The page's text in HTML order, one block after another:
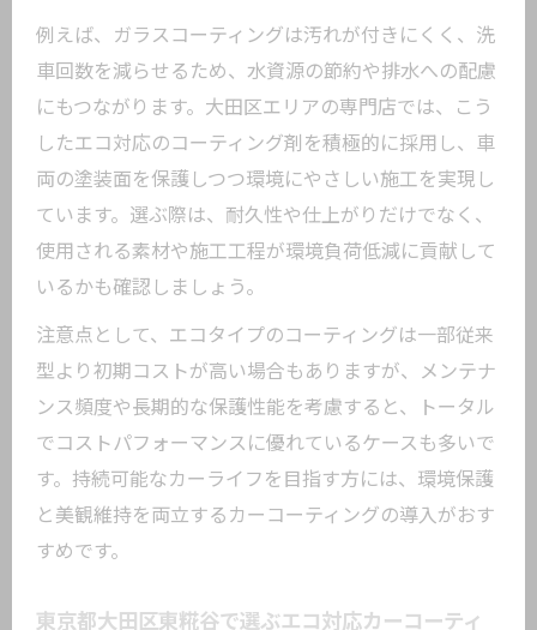
大田区で広がるエコ対応カーコーティン
グの重要性
美観維持に最適なエコ対応カーコーティング
の特徴
東京都大田区東糀谷で評判のエコカーコ
カーコーティングの選び方とエコ素材の
メリット
美観を保つカーコーティングの新技術と
エコ対応素材使用のカーコーティング施
おすすめ
例えば、ガラスコーティングは汚れが付きにくく、洗
車回数を減らせるため、水資源の節約や排水への配慮
にもつながります。大田区エリアの専門店では、こう
したエコ対応のコーティング剤を積極的に採用し、車
両の塗装面を保護しつつ環境にやさしい施工を実現し
ています。選ぶ際は、耐久性や仕上がりだけでなく、
使用される素材や施工工程が環境負荷低減に貢献して
いるかも確認しましょう。
注意点として、エコタイプのコーティングは一部従来
型より初期コストが高い場合もありますが、メンテナ
ンス頻度や長期的な保護性能を考慮すると、トータル
でコストパフォーマンスに優れているケースも多いで
す。持続可能なカーライフを目指す方には、環境保護
と美観維持を両立するカーコーティングの導入がおす
すめです。
東京都大田区東糀谷で選ぶエコ対応カーコーティ